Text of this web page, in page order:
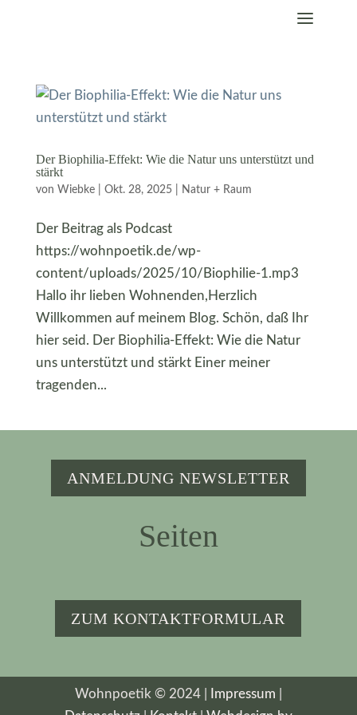
Der Biophilia-Effekt: Wie die Natur uns unterstützt und
stärkt
von Wiebke| Okt. 28, 2025| Natur + Raum
Der Beitrag als Podcast
https://wohnpoetik.de/wp-
content/uploads/2025/10/Biophilie-1.mp3
Hallo ihr lieben Wohnenden,Herzlich
Willkommen auf meinem Blog. Schön, daß Ihr
hier seid. Der Biophilia-Effekt: Wie die Natur
uns unterstützt und stärkt Einer meiner
tragenden...
ANMELDUNG NEWSLETTER
Seiten
ZUM KONTAKTFORMULAR
Wohnpoetik © 2024 | Impressum